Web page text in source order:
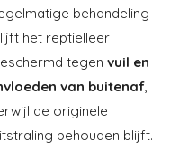
behandeling
het reptielleer
tegen vuil en
van buitenaf,
de originele
behouden blijft.